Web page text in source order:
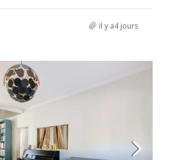
il y a4 jours